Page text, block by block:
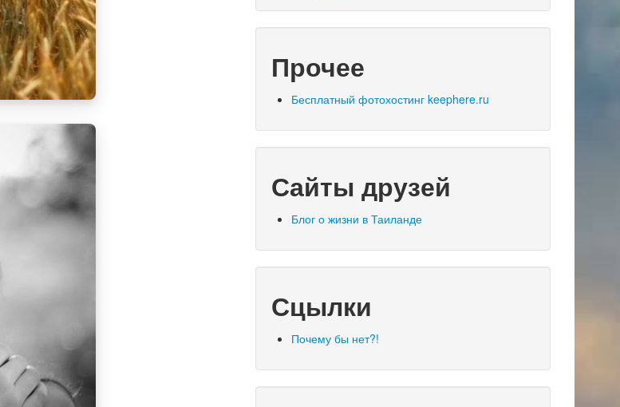
Прочее
Бесплатный фотохостинг keephere.ru
Сайты друзей
Блог о жизни в Таиланде
Сцылки
Почему бы нет?!